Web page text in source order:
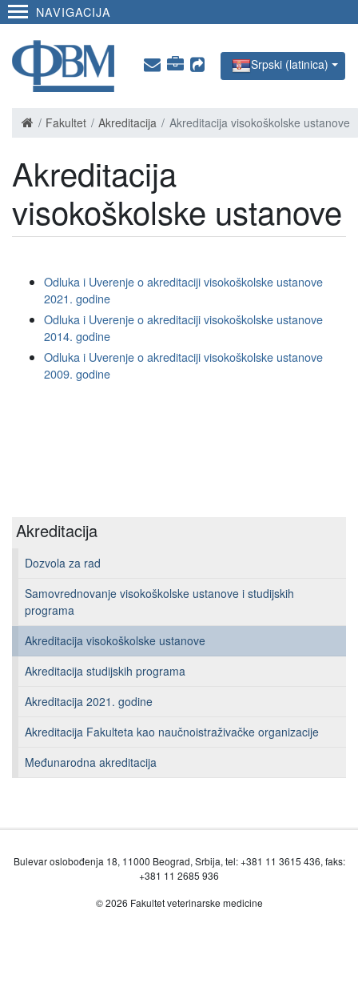
NAVIGACIJA
Srpski (latinica)
Fakultet Akreditacija Akreditacija visokoškolske ustanove
Akreditacija
Dozvola za rad
Samovrednovanje visokoškolske ustanove i studijskih
programa
Akreditacija visokoškolske ustanove
Akreditacija studijskih programa
Akreditacija 2021. godine
Akreditacija Fakulteta kao naučnoistraživačke organizacije
Međunarodna akreditacija
Akreditacija
visokoškolske ustanove
Odluka i Uverenje o akreditaciji visokoškolske ustanove
2021. godine
Odluka i Uverenje o akreditaciji visokoškolske ustanove
2014. godine
Odluka i Uverenje o akreditaciji visokoškolske ustanove
2009. godine
Bulevar oslobođenja 18, 11000 Beograd, Srbija, tel: +381 11 3615 436, faks:
+381 11 2685 936
© 2026 Fakultet veterinarske medicine